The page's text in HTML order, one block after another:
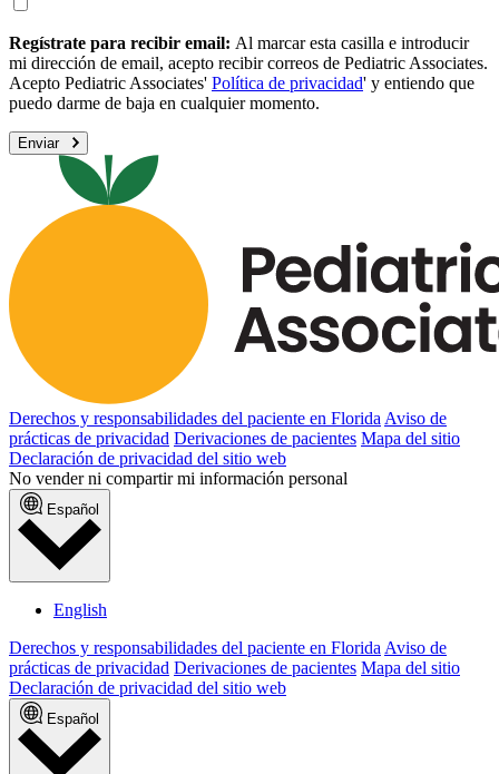
Regístrate para recibir email: Al marcar esta casilla e introducir
mi dirección de email, acepto recibir correos de Pediatric Associates.
Acepto Pediatric Associates' Política de privacidad' y entiendo que
puedo darme de baja en cualquier momento.
Enviar
Derechos y responsabilidades del paciente en Florida Aviso de
prácticas de privacidad Derivaciones de pacientes Mapa del sitio
Declaración de privacidad del sitio web
No vender ni compartir mi información personal
Español
English
Derechos y responsabilidades del paciente en Florida Aviso de
prácticas de privacidad Derivaciones de pacientes Mapa del sitio
Declaración de privacidad del sitio web
Español